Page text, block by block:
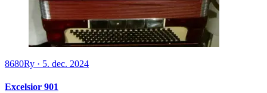
8680Ry · 5. dec. 2024
Excelsior 901